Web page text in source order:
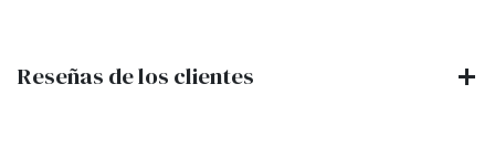
Reseñas de los clientes